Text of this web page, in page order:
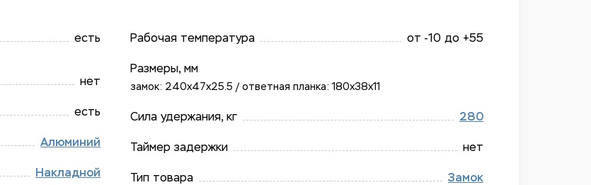
есть
нет
есть
Алюминий
Накладной
Рабочая температура от -10 до +55
Размеры, мм
замок: 240x47x25.5 / ответная планка: 180x38x11
Сила удержания, кг 280
Таймер задержки нет
Тип товара Замок